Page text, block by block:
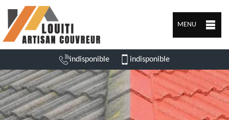
MENU
indisponible indisponible